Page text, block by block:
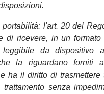
l'art. 20 del
di ricevere, in un formato
da dispositivo
la riguardano forniti
e ha il diritto di
trattamento senza